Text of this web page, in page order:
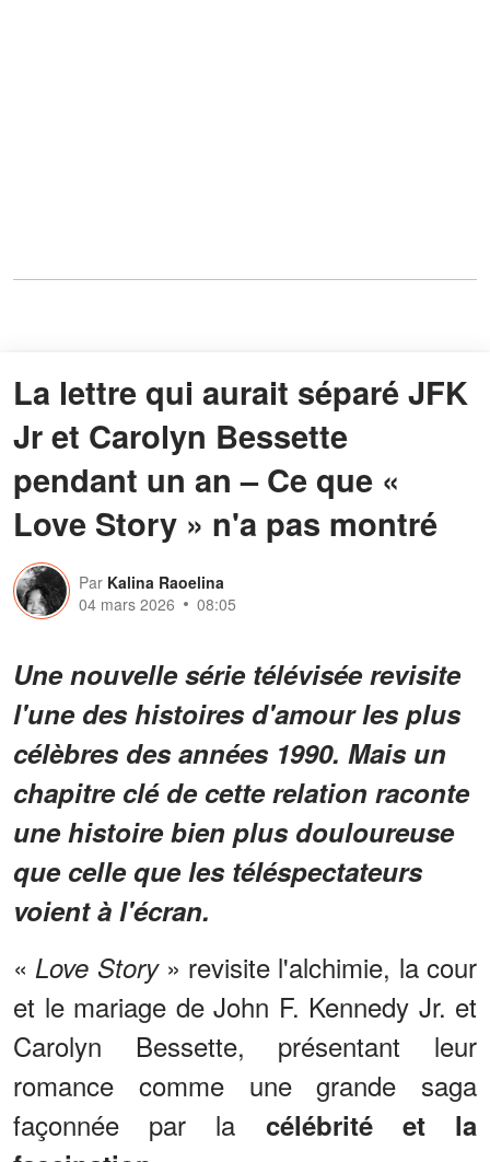
La lettre qui aurait séparé JFK
Jr et Carolyn Bessette
pendant un an – Ce que «
Love Story » n'a pas montré
Par Kalina Raoelina
04 mars 2026
08:05
Une nouvelle série télévisée revisite
l'une des histoires d'amour les plus
célèbres des années 1990. Mais un
chapitre clé de cette relation raconte
une histoire bien plus douloureuse
que celle que les téléspectateurs
voient à l'écran.
«Love Story» revisite l'alchimie, la cour
et le mariage de John F. Kennedy Jr. et
Carolyn Bessette, présentant leur
romance comme une grande saga
façonnée par la célébrité et la